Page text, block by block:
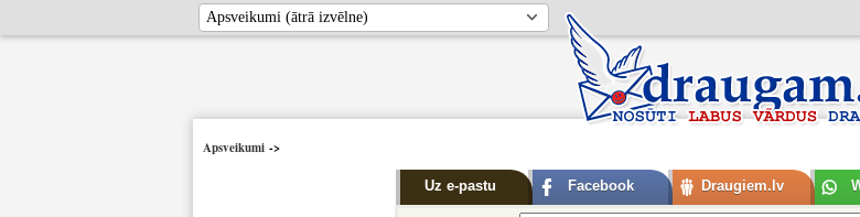
Apsveikumi->
Uz e-pastu Facebook Draugiem.lv